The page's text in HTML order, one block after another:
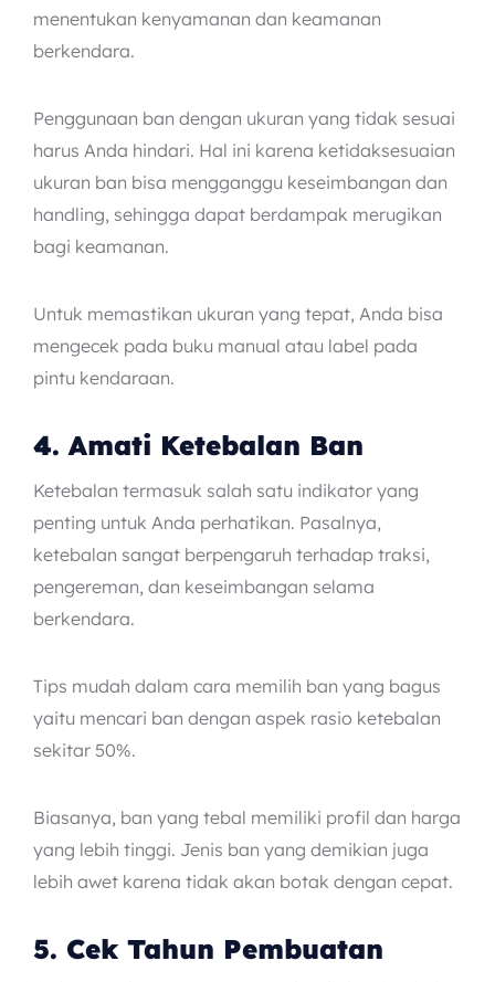
menentukan kenyamanan dan keamanan
berkendara.
Penggunaan ban dengan ukuran yang tidak sesuai
harus Anda hindari. Hal ini karena ketidaksesuaian
ukuran ban bisa mengganggu keseimbangan dan
handling, sehingga dapat berdampak merugikan
bagi keamanan.
Untuk memastikan ukuran yang tepat, Anda bisa
mengecek pada buku manual atau label pada
pintu kendaraan.
4. Amati Ketebalan Ban
Ketebalan termasuk salah satu indikator yang
penting untuk Anda perhatikan. Pasalnya,
ketebalan sangat berpengaruh terhadap traksi,
pengereman, dan keseimbangan selama
berkendara.
Tips mudah dalam cara memilih ban yang bagus
yaitu mencari ban dengan aspek rasio ketebalan
sekitar 50%.
Biasanya, ban yang tebal memiliki profil dan harga
yang lebih tinggi. Jenis ban yang demikian juga
lebih awet karena tidak akan botak dengan cepat.
5. Cek Tahun Pembuatan